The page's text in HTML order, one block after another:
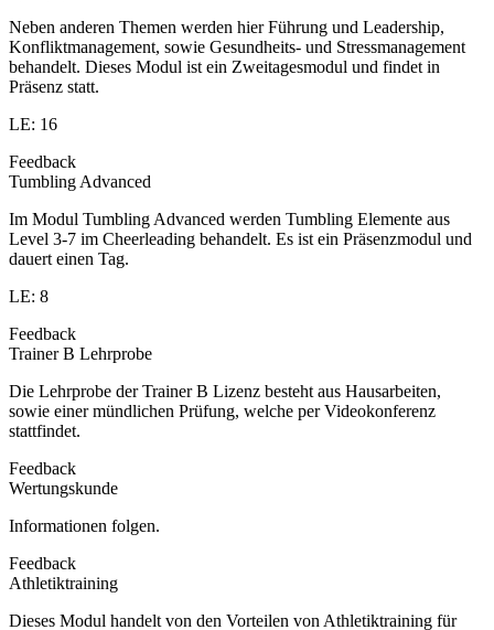
Neben anderen Themen werden hier Führung und Leadership,
Konfliktmanagement, sowie Gesundheits- und Stressmanagement
behandelt. Dieses Modul ist ein Zweitagesmodul und findet in
Präsenz statt.
LE: 16
Feedback
Tumbling Advanced
Im Modul Tumbling Advanced werden Tumbling Elemente aus
Level 3-7 im Cheerleading behandelt. Es ist ein Präsenzmodul und
dauert einen Tag.
LE: 8
Feedback
Trainer B Lehrprobe
Die Lehrprobe der Trainer B Lizenz besteht aus Hausarbeiten,
sowie einer mündlichen Prüfung, welche per Videokonferenz
stattfindet.
Feedback
Wertungskunde
Informationen folgen.
Feedback
Athletiktraining
Dieses Modul handelt von den Vorteilen von Athletiktraining für